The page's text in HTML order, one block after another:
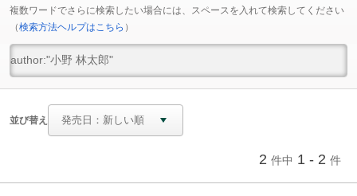
複数ワードでさらに検索したい場合には、スペースを入れて検索してください
（検索方法ヘルプはこちら ）
並び替え
2 件中 1 - 2 件